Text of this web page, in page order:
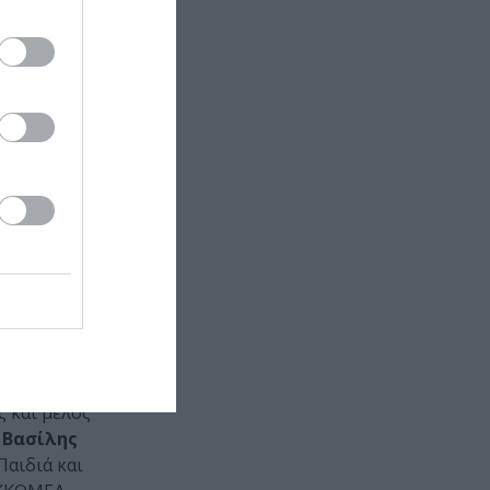
με την
Σταυρίδη –
με
Οι
και μέλος
Βασίλης
και